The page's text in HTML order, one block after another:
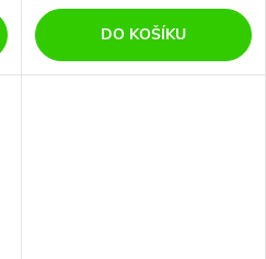
DO KOŠÍKU